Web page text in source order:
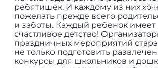
ребятишек. И каждому из них
пожелать прежде всего
и заботы. Каждый ребенок имеет
счастливое детство!
праздничных мероприятий
не только подготовить
конкурсы для школьников и